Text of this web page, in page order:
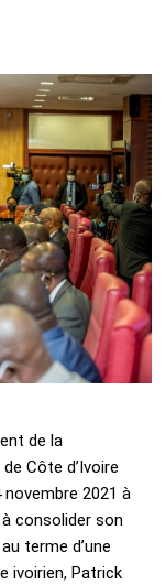
de la
Côte d’Ivoire
novembre 2021 à
consolider son
terme d’une
ivoirien, Patrick